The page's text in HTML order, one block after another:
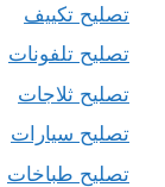
تصليح تكييف
تصليح تلفونات
تصليح ثلاجات
تصليح سيارات
تصليح طباخات